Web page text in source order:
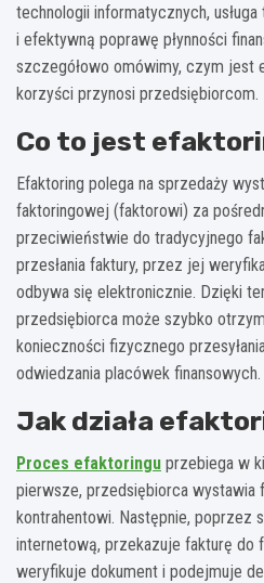
technologii informatycznych,
i efektywną poprawę płynności
szczegółowo omówimy, czym jest
korzyści przynosi przedsiębiorcom.
Co to jest
Efaktoring polega na sprzedaży
faktoringowej (faktorowi) za
przeciwieństwie do tradycyjnego
przesłania faktury, przez jej
odbywa się elektronicznie. Dzięki
przedsiębiorca może szybko
konieczności fizycznego
odwiedzania placówek finansowych.
Jak działa
Proces efaktoringu przebiega w
pierwsze, przedsiębiorca wystawia
kontrahentowi. Następnie, poprzez
internetową, przekazuje fakturę do
weryfikuje dokument i podejmuje